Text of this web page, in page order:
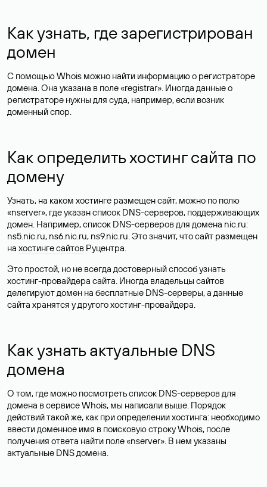
Как узнать, где зарегистрирован
домен
С помощью Whois можно найти информацию о регистраторе
домена. Она указана в поле «registrar». Иногда данные о
регистраторе нужны для суда, например, если возник
доменный спор.
Как определить хостинг сайта по
домену
Узнать, на каком хостинге размещен сайт, можно по полю
«nserver», где указан список DNS-серверов, поддерживающих
домен. Например, список DNS-серверов для домена nic.ru:
ns5.nic.ru, ns6.nic.ru, ns9.nic.ru. Это значит, что сайт размещен
на хостинге сайтов Руцентра.
Это простой, но не всегда достоверный способ узнать
хостинг-провайдера сайта. Иногда владельцы сайтов
делегируют домен на бесплатные DNS-серверы, а данные
сайта хранятся у другого хостинг-провайдера.
Как узнать актуальные DNS
домена
О том, где можно посмотреть список DNS-серверов для
домена в сервисе Whois, мы написали выше. Порядок
действий такой же, как при определении хостинга: необходимо
ввести доменное имя в поисковую строку Whois, после
получения ответа найти поле «nserver». В нем указаны
актуальные DNS домена.